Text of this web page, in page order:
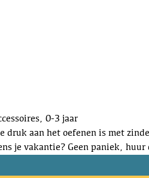
0-3 jaar
druk aan het oefenen is met
je vakantie? Geen paniek,